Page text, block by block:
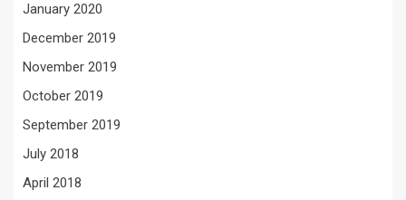
January 2020
December 2019
November 2019
October 2019
September 2019
July 2018
April 2018